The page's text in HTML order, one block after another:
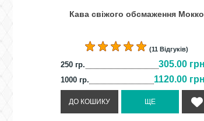
Кава свіжого обсмаження Мокко
(11 Відгуків)
250 гр. 305.00
1000 гр. 1120.00